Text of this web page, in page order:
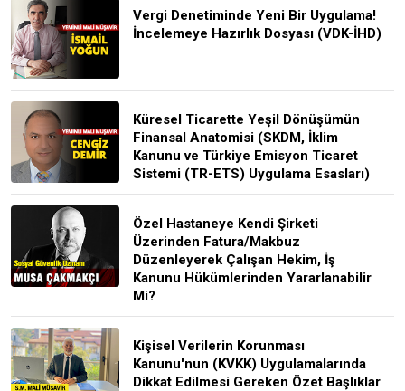
Vergi Denetiminde Yeni Bir Uygulama!
İncelemeye Hazırlık Dosyası (VDK-İHD)
Küresel Ticarette Yeşil Dönüşümün
Finansal Anatomisi (SKDM, İklim
Kanunu ve Türkiye Emisyon Ticaret
Sistemi (TR-ETS) Uygulama Esasları)
Özel Hastaneye Kendi Şirketi
Üzerinden Fatura/Makbuz
Düzenleyerek Çalışan Hekim, İş
Kanunu Hükümlerinden Yararlanabilir
Mi?
Kişisel Verilerin Korunması
Kanunu'nun (KVKK) Uygulamalarında
Dikkat Edilmesi Gereken Özet Başlıklar